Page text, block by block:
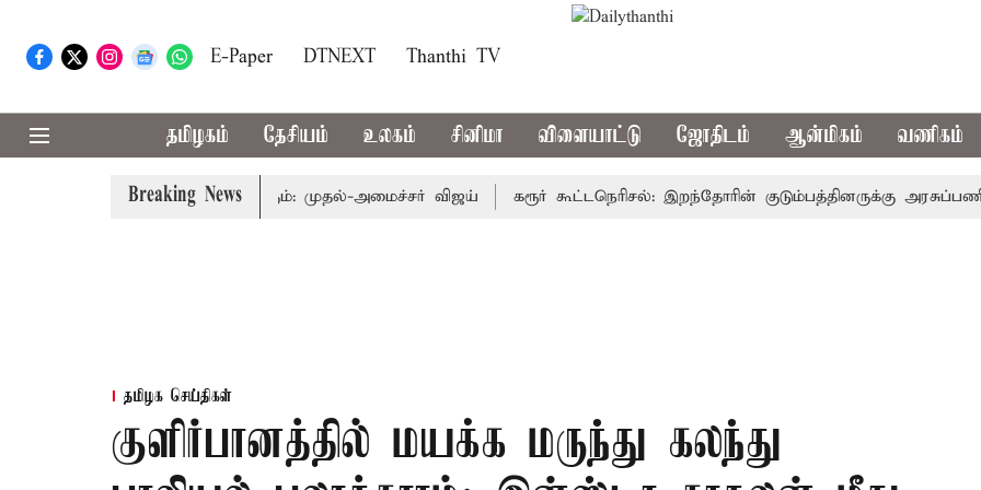
E-Paper DTNEXT Thanthi TV
தமிழகம் தேசியம் உலகம் சினிமா விளையாட்டு ஜோதிடம் ஆன்மிகம் வணிகம்
Breaking News
தொகுதி மறுவரையறை பாதிக்கும்: முதல்-அமைச்சர் விஜய் கரூர் கூட்டநெரிசல்: இறந்தோரின் குடும்பத்தினருக்கு அரசுப்பணி
தமிழக செய்திகள்
குளிர்பானத்தில் மயக்க மருந்து கலந்து